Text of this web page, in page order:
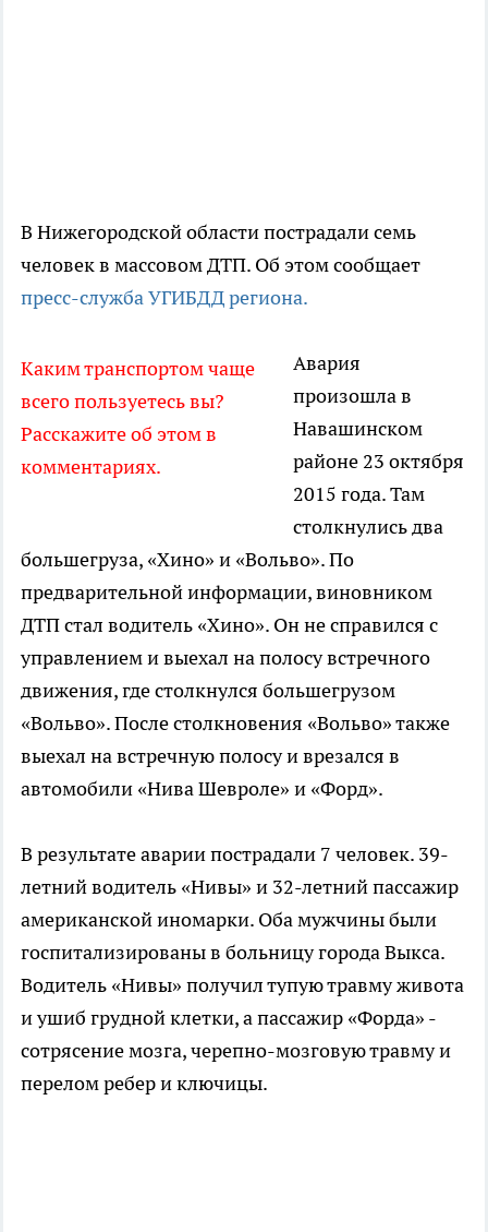
В Нижегородской области пострадали семь
человек в массовом ДТП. Об этом сообщает
пресс-служба УГИБДД региона.
Каким транспортом чаще
всего пользуетесь вы?
Расскажите об этом в
комментариях.
Авария
произошла в
Навашинском
районе 23 октября
2015 года. Там
столкнулись два
большегруза, «Хино» и «Вольво». По
предварительной информации, виновником
ДТП стал водитель «Хино». Он не справился с
управлением и выехал на полосу встречного
движения, где столкнулся большегрузом
«Вольво». После столкновения «Вольво» также
выехал на встречную полосу и врезался в
автомобили «Нива Шевроле» и «Форд».
В результате аварии пострадали 7 человек. 39-
летний водитель «Нивы» и 32-летний пассажир
американской иномарки. Оба мужчины были
госпитализированы в больницу города Выкса.
Водитель «Нивы» получил тупую травму живота
и ушиб грудной клетки, а пассажир «Форда» -
сотрясение мозга, черепно-мозговую травму и
перелом ребер и ключицы.